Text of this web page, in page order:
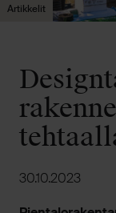
Artikkelit
30.10.2023